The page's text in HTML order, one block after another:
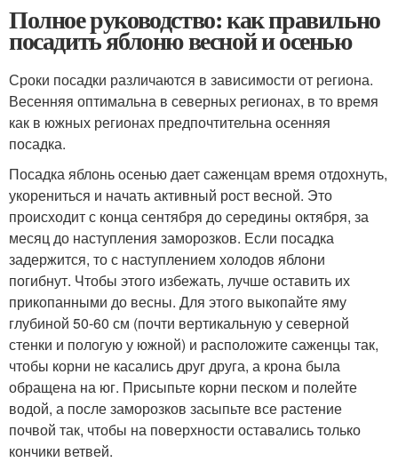
Полное руководство: как правильно
посадить яблоню весной и осенью
Сроки посадки различаются в зависимости от региона.
Весенняя оптимальна в северных регионах, в то время
как в южных регионах предпочтительна осенняя
посадка.
Посадка яблонь осенью дает саженцам время отдохнуть,
укорениться и начать активный рост весной. Это
происходит с конца сентября до середины октября, за
месяц до наступления заморозков. Если посадка
задержится, то с наступлением холодов яблони
погибнут. Чтобы этого избежать, лучше оставить их
прикопанными до весны. Для этого выкопайте яму
глубиной 50-60 см (почти вертикальную у северной
стенки и пологую у южной) и расположите саженцы так,
чтобы корни не касались друг друга, а крона была
обращена на юг. Присыпьте корни песком и полейте
водой, а после заморозков засыпьте все растение
почвой так, чтобы на поверхности оставались только
кончики ветвей.